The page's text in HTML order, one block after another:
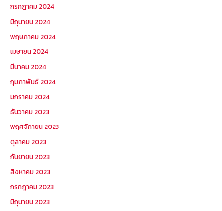
กรกฎาคม 2024
มิถุนายน 2024
พฤษภาคม 2024
เมษายน 2024
มีนาคม 2024
กุมภาพันธ์ 2024
มกราคม 2024
ธันวาคม 2023
พฤศจิกายน 2023
ตุลาคม 2023
กันยายน 2023
สิงหาคม 2023
กรกฎาคม 2023
มิถุนายน 2023